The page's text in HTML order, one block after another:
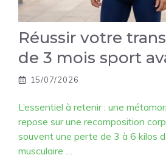
Réussir votre
de 3 mois sport
15/07/2026
L’essentiel à retenir : une
repose sur une recomposition
souvent une perte de 3 à 6 kilos
musculaire …